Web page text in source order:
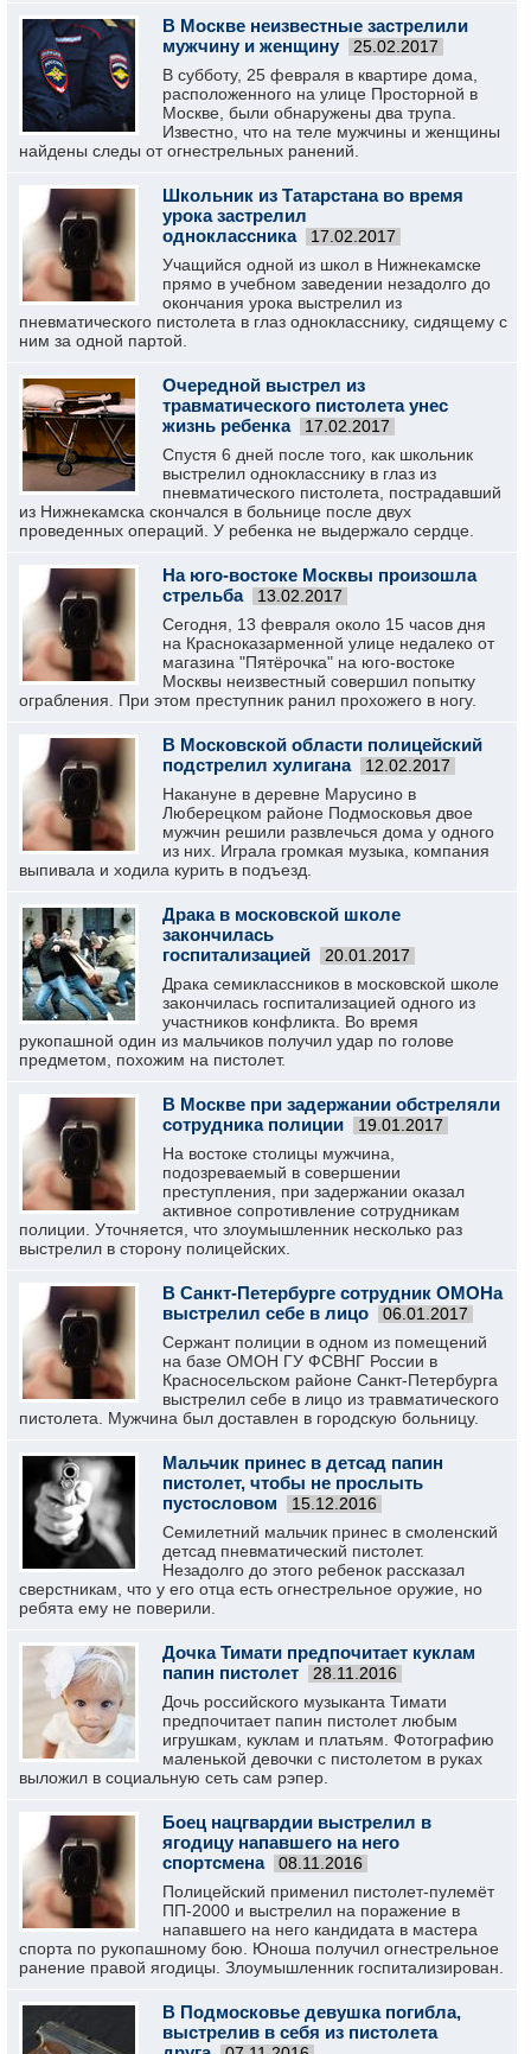
В Москве неизвестные застрелили
мужчину и женщину
25.02.2017
В субботу, 25 февраля в квартире дома,
расположенного на улице Просторной в
Москве, были обнаружены два трупа.
Известно, что на теле мужчины и женщины
найдены следы от огнестрельных ранений.
Школьник из Татарстана во время
урока застрелил
одноклассника
17.02.2017
Учащийся одной из школ в Нижнекамске
прямо в учебном заведении незадолго до
окончания урока выстрелил из
пневматического пистолета в глаз однокласснику, сидящему с
ним за одной партой.
Очередной выстрел из
травматического пистолета унес
жизнь ребенка
17.02.2017
Спустя 6 дней после того, как школьник
выстрелил однокласснику в глаз из
пневматического пистолета, пострадавший
из Нижнекамска скончался в больнице после двух
проведенных операций. У ребенка не выдержало сердце.
На юго-востоке Москвы произошла
стрельба
13.02.2017
Сегодня, 13 февраля около 15 часов дня
на Красноказарменной улице недалеко от
магазина "Пятёрочка" на юго-востоке
Москвы неизвестный совершил попытку
ограбления. При этом преступник ранил прохожего в ногу.
В Московской области полицейский
подстрелил хулигана
12.02.2017
Накануне в деревне Марусино в
Люберецком районе Подмосковья двое
мужчин решили развлечься дома у одного
из них. Играла громкая музыка, компания
выпивала и ходила курить в подъезд.
Драка в московской школе
закончилась
госпитализацией
20.01.2017
Драка семиклассников в московской школе
закончилась госпитализацией одного из
участников конфликта. Во время
рукопашной один из мальчиков получил удар по голове
предметом, похожим на пистолет.
В Москве при задержании обстреляли
сотрудника полиции
19.01.2017
На востоке столицы мужчина,
подозреваемый в совершении
преступления, при задержании оказал
активное сопротивление сотрудникам
полиции. Уточняется, что злоумышленник несколько раз
выстрелил в сторону полицейских.
В Санкт-Петербурге сотрудник ОМОНа
выстрелил себе в лицо
06.01.2017
Сержант полиции в одном из помещений
на базе ОМОН ГУ ФСВНГ России в
Красносельском районе Санкт-Петербурга
выстрелил себе в лицо из травматического
пистолета. Мужчина был доставлен в городскую больницу.
Мальчик принес в детсад папин
пистолет, чтобы не прослыть
пустословом
15.12.2016
Семилетний мальчик принес в смоленский
детсад пневматический пистолет.
Незадолго до этого ребенок рассказал
сверстникам, что у его отца есть огнестрельное оружие, но
ребята ему не поверили.
Дочка Тимати предпочитает куклам
папин пистолет
28.11.2016
Дочь российского музыканта Тимати
предпочитает папин пистолет любым
игрушкам, куклам и платьям. Фотографию
маленькой девочки с пистолетом в руках
выложил в социальную сеть сам рэпер.
Боец нацгвардии выстрелил в
ягодицу напавшего на него
спортсмена
08.11.2016
Полицейский применил пистолет-пулемёт
ПП-2000 и выстрелил на поражение в
напавшего на него кандидата в мастера
спорта по рукопашному бою. Юноша получил огнестрельное
ранение правой ягодицы. Злоумышленник госпитализирован.
В Подмосковье девушка погибла,
выстрелив в себя из пистолета